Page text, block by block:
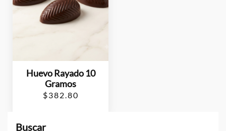
Huevo Rayado 10
Gramos
$382.80
Buscar